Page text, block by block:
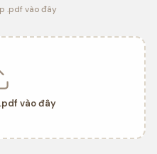
.pdf vào đây
vào đây